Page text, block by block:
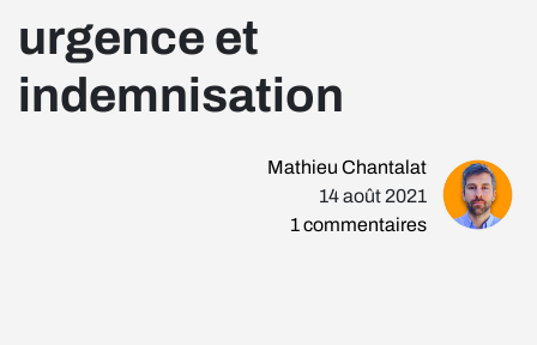
urgence et
indemnisation
Mathieu Chantalat
14 août 2021
1commentaires